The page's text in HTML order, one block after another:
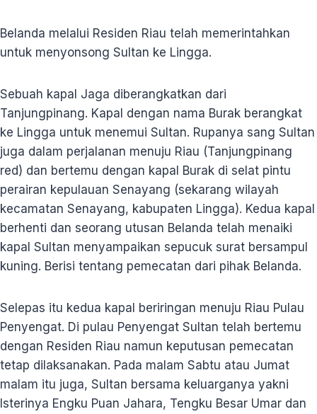
Belanda melalui Residen Riau telah memerintahkan
untuk menyonsong Sultan ke Lingga.
Sebuah kapal Jaga diberangkatkan dari
Tanjungpinang. Kapal dengan nama Burak berangkat
ke Lingga untuk menemui Sultan. Rupanya sang Sultan
juga dalam perjalanan menuju Riau (Tanjungpinang
red) dan bertemu dengan kapal Burak di selat pintu
perairan kepulauan Senayang (sekarang wilayah
kecamatan Senayang, kabupaten Lingga). Kedua kapal
berhenti dan seorang utusan Belanda telah menaiki
kapal Sultan menyampaikan sepucuk surat bersampul
kuning. Berisi tentang pemecatan dari pihak Belanda.
Selepas itu kedua kapal beriringan menuju Riau Pulau
Penyengat. Di pulau Penyengat Sultan telah bertemu
dengan Residen Riau namun keputusan pemecatan
tetap dilaksanakan. Pada malam Sabtu atau Jumat
malam itu juga, Sultan bersama keluarganya yakni
Isterinya Engku Puan Jahara, Tengku Besar Umar dan